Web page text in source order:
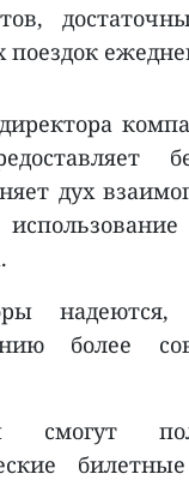
поездок
дух
более
смогут